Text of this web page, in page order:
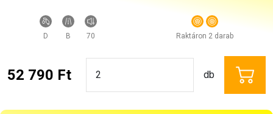
D B 70 Raktáron 2 darab
52 790 Ft db